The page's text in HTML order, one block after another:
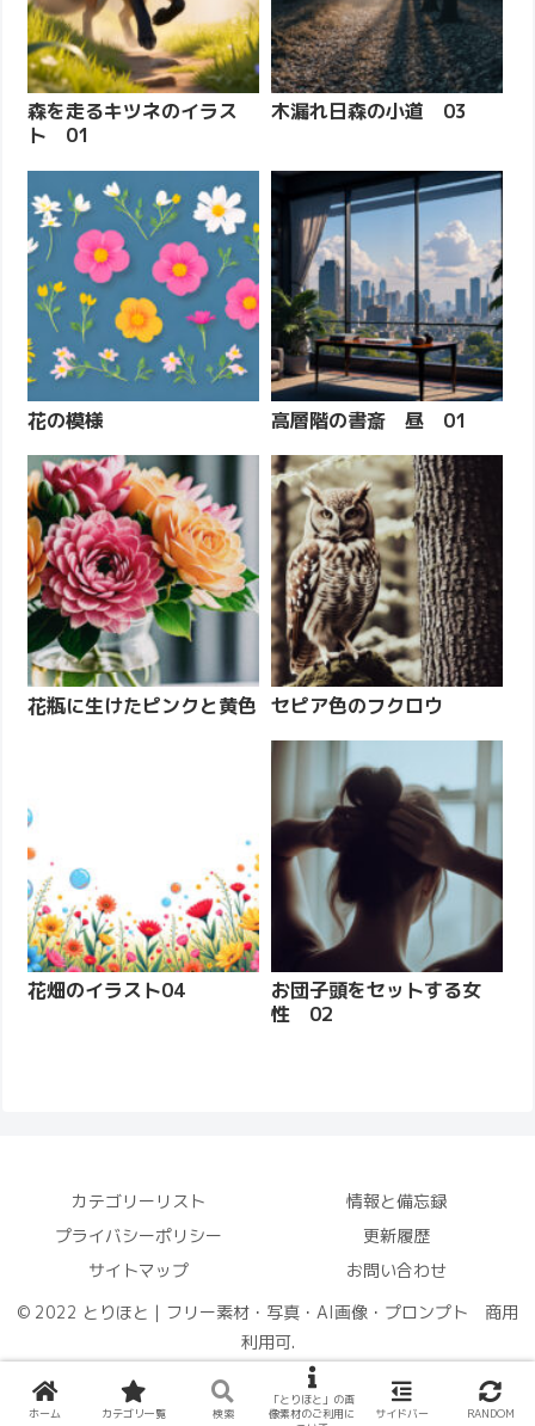
森を走るキツネのイラス
ト 01
木漏れ日森の小道 03
花の模様 高層階の書斎 昼 01
花瓶に生けたピンクと黄色 セピア色のフクロウ
花畑のイラスト04
お団子頭をセットする女
性 02
カテゴリーリスト
情報と備忘録
プライバシーポリシー
更新履歴
サイトマップ
お問い合わせ
© 2022 とりほと｜フリー素材・写真・AI画像・プロンプト 商用
利用可.
ホーム カテゴリ一覧 検索
「とりほと」の画
像素材のご利用に
サイドバー RANDOM